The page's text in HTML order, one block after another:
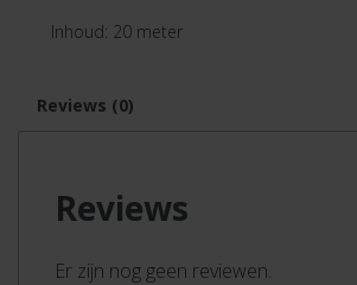
Inhoud: 20 meter
Reviews (0)
Reviews
Er zijn nog geen reviewen.